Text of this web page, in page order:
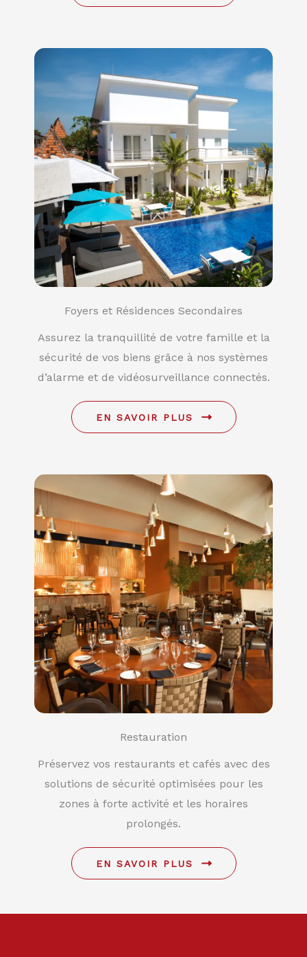
Foyers et Résidences Secondaires
Assurez la tranquillité de votre famille et la
sécurité de vos biens grâce à nos systèmes
d’alarme et de vidéosurveillance connectés.
EN SAVOIR PLUS
Restauration
Préservez vos restaurants et cafés avec des
solutions de sécurité optimisées pour les
zones à forte activité et les horaires
prolongés.
EN SAVOIR PLUS